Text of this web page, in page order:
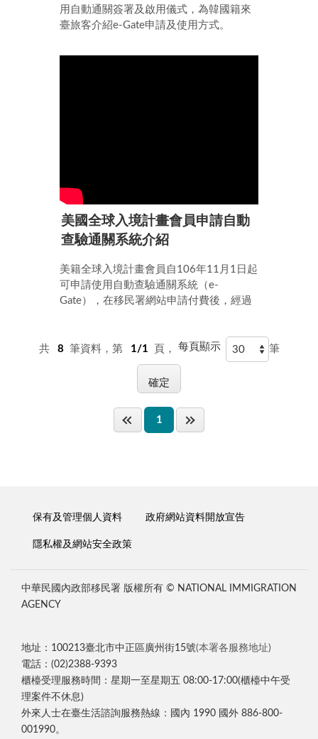
用自動通關簽署及啟用儀式，為韓國籍來
臺旅客介紹e-Gate申請及使用方式。
美國全球入境計畫會員申請自動
查驗通關系統介紹
美籍全球入境計畫會員自106年11月1日起
可申請使用自動查驗通關系統（e-
Gate），在移民署網站申請付費後，經過
共
8 筆資料，第 1/1 頁， 每頁顯示 筆
1
保有及管理個人資料 政府網站資料開放宣告
隱私權及網站安全政策
中華民國內政部移民署 版權所有 © NATIONAL IMMIGRATION
AGENCY
地址：100213臺北市中正區廣州街15號(本署各服務地址)
電話：(02)2388-9393
櫃檯受理服務時間：星期一至星期五 08:00-17:00(櫃檯中午受
理案件不休息)
外來人士在臺生活諮詢服務熱線：國內 1990 國外 886-800-
001990。